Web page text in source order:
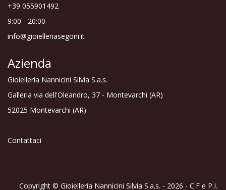
+39 055901492
9:00 - 20:00
info@gioielleriasegoni.it
Azienda
Gioielleria Nannicini Silvia S.a.s.
Galleria via dell'Oleandro, 37 - Montevarchi (AR)
52025 Montevarchi (AR)
Contattaci
Copyright © Gioielleria Nannicini Silvia S.a.s. - 2026 - C.F e P.I.